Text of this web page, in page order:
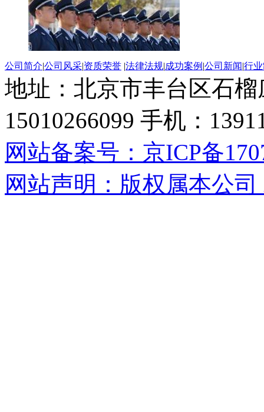
公司简介|公司风采|资质荣誉 |法律法规|成功案例 |公司新闻|行
地址：北京市丰台区石
15010266099 手机：
网站备案号：京ICP备
网站声明：版权属本公司